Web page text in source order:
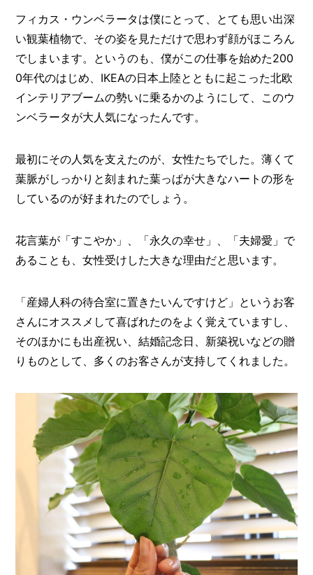
フィカス・ウンベラータは僕にとって、とても思い出深
い観葉植物で、その姿を見ただけで思わず顔がほころん
でしまいます。というのも、僕がこの仕事を始めた200
0年代のはじめ、IKEAの日本上陸とともに起こった北欧
インテリアブームの勢いに乗るかのようにして、このウ
ンベラータが大人気になったんです。
最初にその人気を支えたのが、女性たちでした。薄くて
葉脈がしっかりと刻まれた葉っぱが大きなハートの形を
しているのが好まれたのでしょう。
花言葉が「すこやか」、「永久の幸せ」、「夫婦愛」で
あることも、女性受けした大きな理由だと思います。
「産婦人科の待合室に置きたいんですけど」というお客
さんにオススメして喜ばれたのをよく覚えていますし、
そのほかにも出産祝い、結婚記念日、新築祝いなどの贈
りものとして、多くのお客さんが支持してくれました。